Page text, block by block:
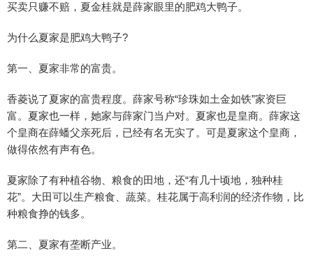
买卖只赚不赔，夏金桂就是薛家眼里的肥鸡大鸭子。
为什么夏家是肥鸡大鸭子?
第一、夏家非常的富贵。
香菱说了夏家的富贵程度。薛家号称“珍珠如土金如铁”家资巨
富。夏家也一样，她家与薛家门当户对。夏家也是皇商。薛家这
个皇商在薛蟠父亲死后，已经有名无实了。可是夏家这个皇商，
做得依然有声有色。
夏家除了有种植谷物、粮食的田地，还“有几十顷地，独种桂
花”。大田可以生产粮食、蔬菜。桂花属于高利润的经济作物，比
种粮食挣的钱多。
第二、夏家有垄断产业。